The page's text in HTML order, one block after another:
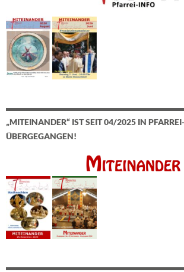
„MITEINANDER“ IST SEIT 04/2025 IN
ÜBERGEGANGEN!